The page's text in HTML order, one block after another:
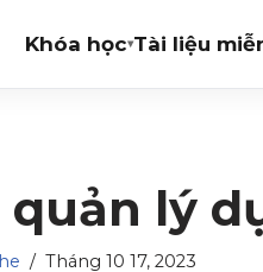
Khóa học▾Tài liệu
quản lý
Tháng 10 17, 2023